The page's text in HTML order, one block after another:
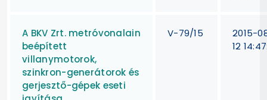
A BKV Zrt. metróvonalain
beépített
villanymotorok,
szinkron-generátorok és
gerjesztő-gépek eseti
V-79/15
2015-
12